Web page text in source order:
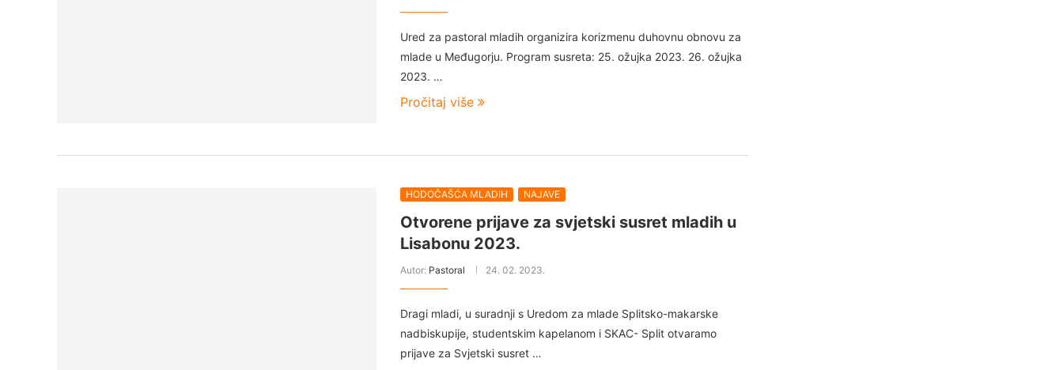
Ured za pastoral mladih organizira korizmenu duhovnu obnovu za
mlade u Međugorju. Program susreta: 25. ožujka 2023. 26. ožujka
2023. …
Pročitaj više
HODOČAŠĆA MLADIH NAJAVE
Otvorene prijave za svjetski susret mladih u
Lisabonu 2023.
Autor: Pastoral 24. 02. 2023.
Dragi mladi, u suradnji s Uredom za mlade Splitsko-makarske
nadbiskupije, studentskim kapelanom i SKAC- Split otvaramo
prijave za Svjetski susret …